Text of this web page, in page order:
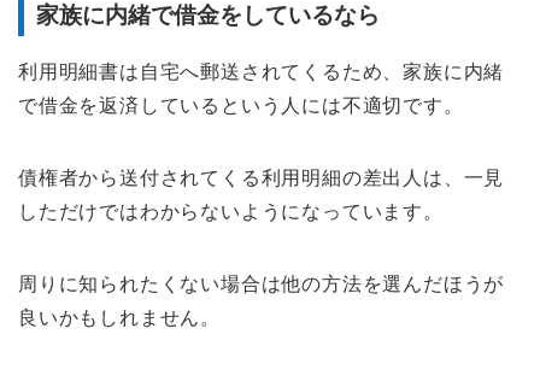
家族に内緒で借金をしているなら
利用明細書は自宅へ郵送されてくるため、家族に内緒
で借金を返済しているという人には不適切です。
債権者から送付されてくる利用明細の差出人は、一見
しただけではわからないようになっています。
周りに知られたくない場合は他の方法を選んだほうが
良いかもしれません。